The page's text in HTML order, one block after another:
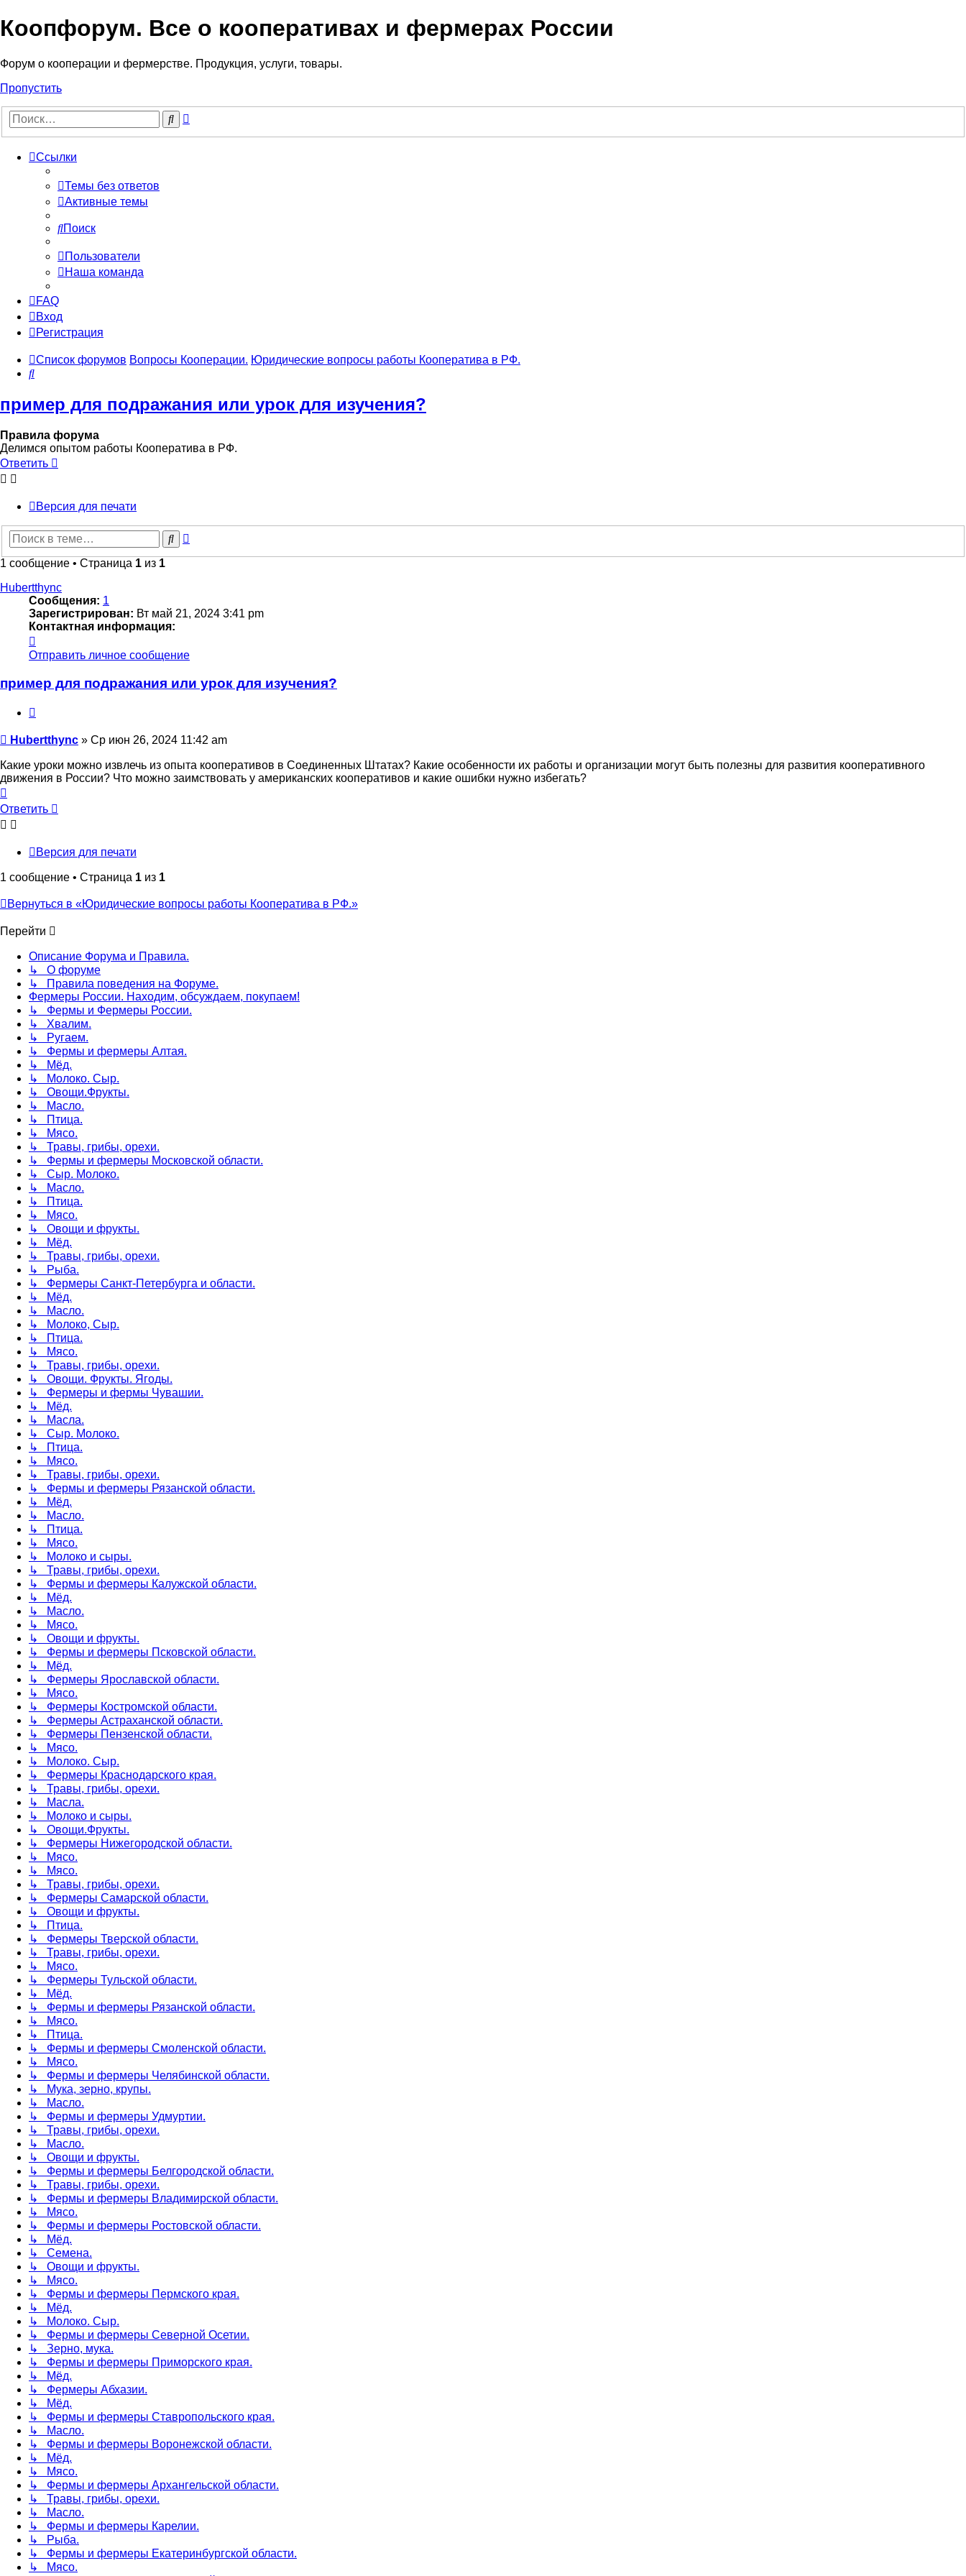
Коопфорум. Все о кооперативах и фермерах России
Форум о кооперации и фермерстве. Продукция, услуги, товары.
Пропустить
Поиск
Ссылки
Темы без ответов
Активные темы
Поиск
Пользователи
Наша команда
FAQ
Вход
Регистрация
Список форумов Вопросы Кооперации. Юридические вопросы работы Кооператива в РФ.
Поиск
пример для подражания или урок для изучения?
Правила форума
Делимся опытом работы Кооператива в РФ.
Ответить
Версия для печати
Поиск
1 сообщение • Страница 1 из 1
Hubertthync
Сообщения: 1
Зарегистрирован: Вт май 21, 2024 3:41 pm
Контактная информация:
информация
пользователя
Отправить личное сообщение
пример для подражания или урок для изучения?
Сообщение
Hubertthync » Ср июн 26, 2024 11:42 am
Какие уроки можно извлечь из опыта кооперативов в Соединенных Штатах? Какие особенности их работы и организации могут быть полезны для развития кооперативного
движения в России? Что можно заимствовать у американских кооперативов и какие ошибки нужно избегать?
к
началу
Ответить
Версия для печати
1 сообщение • Страница 1 из 1
Вернуться в «Юридические вопросы работы Кооператива в РФ.»
Перейти
Описание Форума и Правила.
↳ О форуме
↳ Правила поведения на Форуме.
Фермеры России. Находим, обсуждаем, покупаем!
↳ Фермы и Фермеры России.
↳ Хвалим.
↳ Ругаем.
↳ Фермы и фермеры Алтая.
↳ Мёд.
↳ Молоко. Сыр.
↳ Овощи.Фрукты.
↳ Масло.
↳ Птица.
↳ Мясо.
↳ Травы, грибы, орехи.
↳ Фермы и фермеры Московской области.
↳ Сыр. Молоко.
↳ Масло.
↳ Птица.
↳ Мясо.
↳ Овощи и фрукты.
↳ Мёд.
↳ Травы, грибы, орехи.
↳ Рыба.
↳ Фермеры Санкт-Петербурга и области.
↳ Мёд.
↳ Масло.
↳ Молоко, Сыр.
↳ Птица.
↳ Мясо.
↳ Травы, грибы, орехи.
↳ Овощи. Фрукты. Ягоды.
↳ Фермеры и фермы Чувашии.
↳ Мёд.
↳ Масла.
↳ Сыр. Молоко.
↳ Птица.
↳ Мясо.
↳ Травы, грибы, орехи.
↳ Фермы и фермеры Рязанской области.
↳ Мёд.
↳ Масло.
↳ Птица.
↳ Мясо.
↳ Молоко и сыры.
↳ Травы, грибы, орехи.
↳ Фермы и фермеры Калужской области.
↳ Мёд.
↳ Масло.
↳ Мясо.
↳ Овощи и фрукты.
↳ Фермы и фермеры Псковской области.
↳ Мёд.
↳ Фермеры Ярославской области.
↳ Мясо.
↳ Фермеры Костромской области.
↳ Фермеры Астраханской области.
↳ Фермеры Пензенской области.
↳ Мясо.
↳ Молоко. Сыр.
↳ Фермеры Краснодарского края.
↳ Травы, грибы, орехи.
↳ Масла.
↳ Молоко и сыры.
↳ Овощи.Фрукты.
↳ Фермеры Нижегородской области.
↳ Мясо.
↳ Мясо.
↳ Травы, грибы, орехи.
↳ Фермеры Самарской области.
↳ Овощи и фрукты.
↳ Птица.
↳ Фермеры Тверской области.
↳ Травы, грибы, орехи.
↳ Мясо.
↳ Фермеры Тульской области.
↳ Мёд.
↳ Фермы и фермеры Рязанской области.
↳ Мясо.
↳ Птица.
↳ Фермы и фермеры Смоленской области.
↳ Мясо.
↳ Фермы и фермеры Челябинской области.
↳ Мука, зерно, крупы.
↳ Масло.
↳ Фермы и фермеры Удмуртии.
↳ Травы, грибы, орехи.
↳ Масло.
↳ Овощи и фрукты.
↳ Фермы и фермеры Белгородской области.
↳ Травы, грибы, орехи.
↳ Фермы и фермеры Владимирской области.
↳ Мясо.
↳ Фермы и фермеры Ростовской области.
↳ Мёд.
↳ Семена.
↳ Овощи и фрукты.
↳ Мясо.
↳ Фермы и фермеры Пермского края.
↳ Мёд.
↳ Молоко. Сыр.
↳ Фермы и фермеры Северной Осетии.
↳ Зерно, мука.
↳ Фермы и фермеры Приморского края.
↳ Мёд.
↳ Фермеры Абхазии.
↳ Мёд.
↳ Фермы и фермеры Ставропольского края.
↳ Масло.
↳ Фермы и фермеры Воронежской области.
↳ Мёд.
↳ Мясо.
↳ Фермы и фермеры Архангельской области.
↳ Травы, грибы, орехи.
↳ Масло.
↳ Фермы и фермеры Карелии.
↳ Рыба.
↳ Фермы и фермеры Екатеринбургской области.
↳ Мясо.